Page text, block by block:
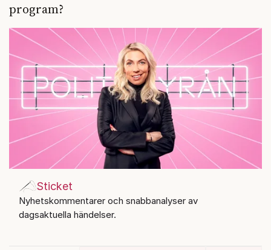
program?
Sticket
Nyhetskommentarer och snabbanalyser av
dagsaktuella händelser.